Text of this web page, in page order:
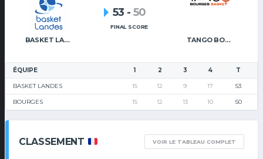
BASKET LANDES TANGO BOURGES BASKET
53 - 50
FINAL SCORE
ÉQUIPE 1 2 3 4 T
BASKET LANDES 15 12 9 17 53
BOURGES 15 12 13 10 50
CLASSEMENT VOIR LE TABLEAU COMPLET